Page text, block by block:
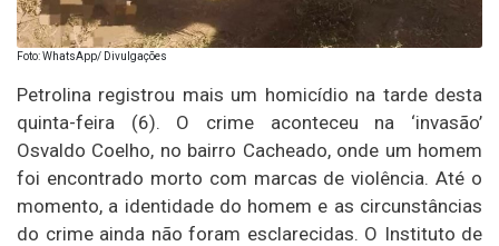
Foto: WhatsApp/ Divulgações
Petrolina registrou mais um homicídio na tarde desta
quinta-feira (6). O crime aconteceu na ‘invasão’
Osvaldo Coelho, no bairro Cacheado, onde um homem
foi encontrado morto com marcas de violência. Até o
momento, a identidade do homem e as circunstâncias
do crime ainda não foram esclarecidas. O Instituto de